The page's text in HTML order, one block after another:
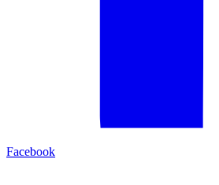
Facebook